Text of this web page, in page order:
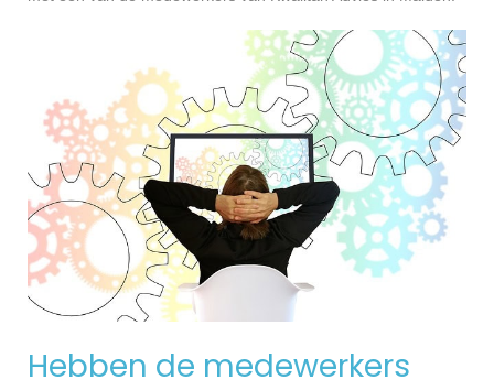
Hebben de medewerkers